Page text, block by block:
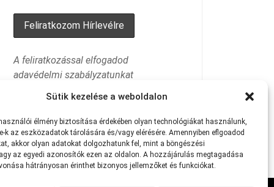
Sütik kezelése a weboldalon
élmény biztosítása érdekében olyan technológiákat használunk,
k az eszközadatok tárolására és/vagy elérésére. Amennyiben eflgoadod
, akkor olyan adatokat dolgozhatunk fel, mint a böngészési
az egyedi azonosítók ezen az oldalon. A hozzájárulás megtagadása
hátrányosan érinthet bizonyos jellemzőket ésfunkciókat.
A feliratkozással elfogadod
adavédelmi szabályzatunkat